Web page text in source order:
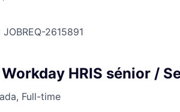
2615891
HRIS sénior /
Full-time